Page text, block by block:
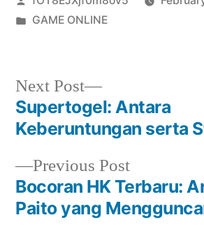
by
Posted
GAME ONLINE
Post
navigation
Previous PostPrevious
post:
Bocoran HK Terbaru:
Paito yang
Next Post
Next
post:
Supertogel: Antara
Keberuntungan serta